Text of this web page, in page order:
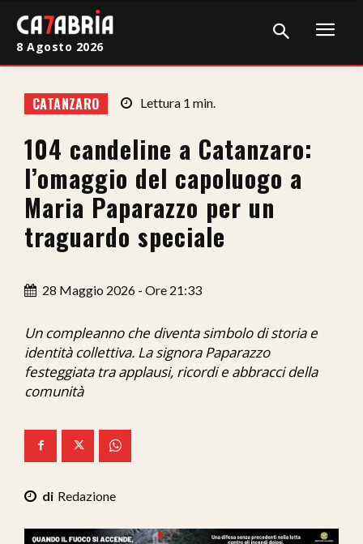
Cronaca
Giudiziaria
Politica
Sport
Sanità
Economia
Ita-Mondo
We Calabria
8 Agosto 2026
CATANZARO Lettura 1 min.
104 candeline a Catanzaro:
l’omaggio del capoluogo a
Maria Paparazzo per un
traguardo speciale
28 Maggio 2026 - Ore 21:33
Un compleanno che diventa simbolo di storia e
identità collettiva. La signora Paparazzo
festeggiata tra applausi, ricordi e abbracci della
comunità
Redazione